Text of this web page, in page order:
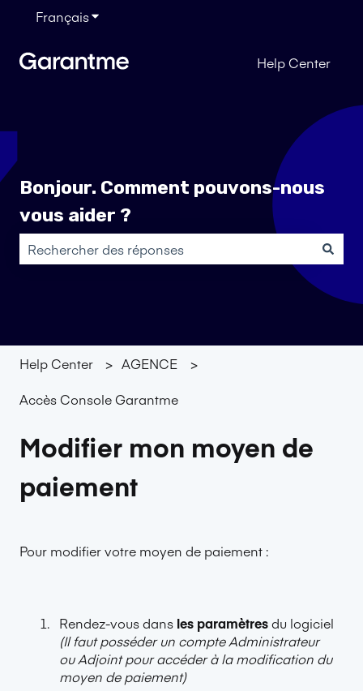
FrançaisAfficher le sous-menu pour les traductions
Help Center
Bonjour. Comment pouvons-nous
vous aider ?
Il n'y a aucune suggestion car le champ de recherche
Help Center AGENCE
Accès Console Garantme
Modifier mon moyen de
paiement
Pour modifier votre moyen de paiement :
Rendez-vous dans les paramètresdu logiciel
(Il faut posséder un compte Administrateur
ou Adjoint pour accéder à la modification du
moyen de paiement)